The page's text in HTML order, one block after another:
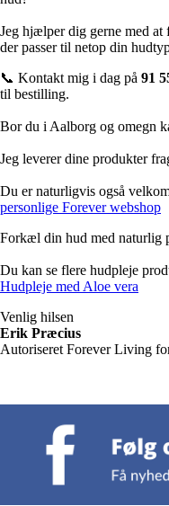
Jeg hjælper dig gerne med at
der passer til netop din
📞 Kontakt mig i dag på 91
til bestilling.
Bor du i Aalborg og omegn
Jeg leverer dine produkter
Du er naturligvis også
personlige Forever webshop
Forkæl din hud med naturlig
Du kan se flere hudpleje
Hudpleje med Aloe vera
Venlig hilsen
Erik Præcius
Autoriseret Forever Living